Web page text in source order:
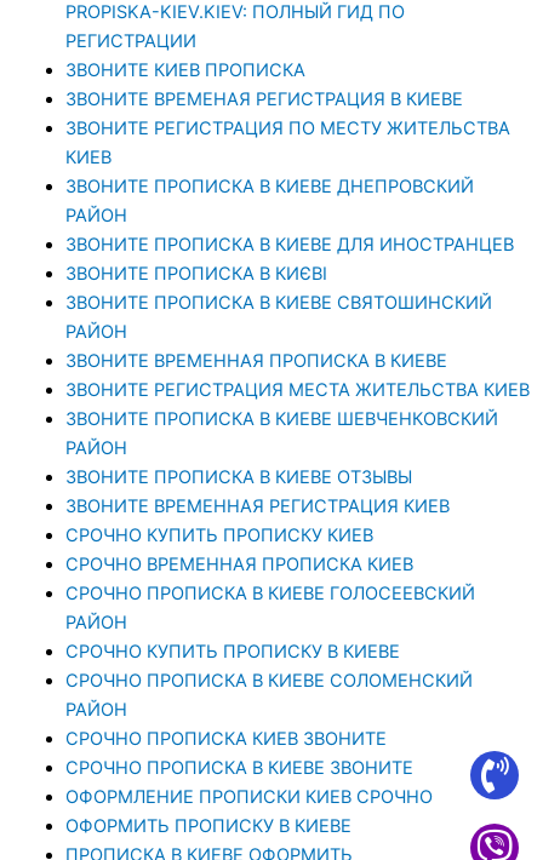
PROPISKA-KIEV.KIEV: ПОЛНЫЙ ГИД ПО
РЕГИСТРАЦИИ
ЗВОНИТЕ КИЕВ ПРОПИСКА
ЗВОНИТЕ ВРЕМЕНАЯ РЕГИСТРАЦИЯ В КИЕВЕ
ЗВОНИТЕ РЕГИСТРАЦИЯ ПО МЕСТУ ЖИТЕЛЬСТВА
КИЕВ
ЗВОНИТЕ ПРОПИСКА В КИЕВЕ ДНЕПРОВСКИЙ
РАЙОН
ЗВОНИТЕ ПРОПИСКА В КИЕВЕ ДЛЯ ИНОСТРАНЦЕВ
ЗВОНИТЕ ПРОПИСКА В КИЄВІ
ЗВОНИТЕ ПРОПИСКА В КИЕВЕ СВЯТОШИНСКИЙ
РАЙОН
ЗВОНИТЕ ВРЕМЕННАЯ ПРОПИСКА В КИЕВЕ
ЗВОНИТЕ РЕГИСТРАЦИЯ МЕСТА ЖИТЕЛЬСТВА КИЕВ
ЗВОНИТЕ ПРОПИСКА В КИЕВЕ ШЕВЧЕНКОВСКИЙ
РАЙОН
ЗВОНИТЕ ПРОПИСКА В КИЕВЕ ОТЗЫВЫ
ЗВОНИТЕ ВРЕМЕННАЯ РЕГИСТРАЦИЯ КИЕВ
СРОЧНО КУПИТЬ ПРОПИСКУ КИЕВ
СРОЧНО ВРЕМЕННАЯ ПРОПИСКА КИЕВ
СРОЧНО ПРОПИСКА В КИЕВЕ ГОЛОСЕЕВСКИЙ
РАЙОН
СРОЧНО КУПИТЬ ПРОПИСКУ В КИЕВЕ
CРОЧНО ПРОПИСКА В КИЕВЕ СОЛОМЕНСКИЙ
РАЙОН
СРОЧНО ПРОПИСКА КИЕВ ЗВОНИТЕ
СРОЧНО ПРОПИСКА В КИЕВЕ ЗВОНИТЕ
ОФОРМЛЕНИЕ ПРОПИСКИ КИЕВ СРОЧНО
ОФОРМИТЬ ПРОПИСКУ В КИЕВЕ
ПРОПИСКА В КИЕВЕ ОФОРМИТЬ